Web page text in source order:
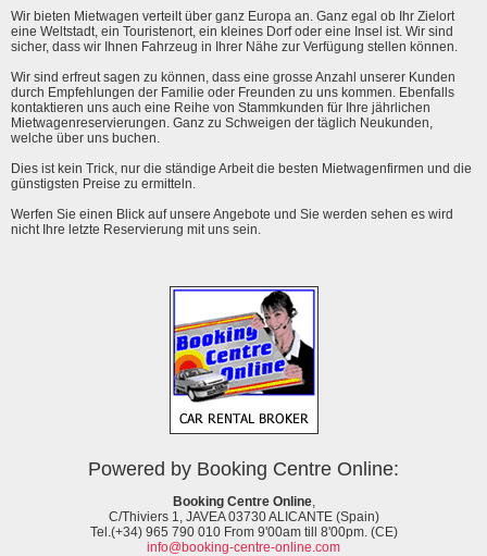
Wir bieten Mietwagen verteilt über ganz Europa an. Ganz egal ob Ihr Zielort
eine Weltstadt, ein Touristenort, ein kleines Dorf oder eine Insel ist. Wir sind
sicher, dass wir Ihnen Fahrzeug in Ihrer Nähe zur Verfügung stellen können.
Wir sind erfreut sagen zu können, dass eine grosse Anzahl unserer Kunden
durch Empfehlungen der Familie oder Freunden zu uns kommen. Ebenfalls
kontaktieren uns auch eine Reihe von Stammkunden für Ihre jährlichen
Mietwagenreservierungen. Ganz zu Schweigen der täglich Neukunden,
welche über uns buchen.
Dies ist kein Trick, nur die ständige Arbeit die besten Mietwagenfirmen und die
günstigsten Preise zu ermitteln.
Werfen Sie einen Blick auf unsere Angebote und Sie werden sehen es wird
nicht Ihre letzte Reservierung mit uns sein.
Powered by Booking Centre Online:
Booking Centre Online,
C/Thiviers 1, JAVEA 03730 ALICANTE (Spain)
Tel.(+34) 965 790 010 From 9'00am till 8'00pm. (CE)
info@booking-centre-online.com